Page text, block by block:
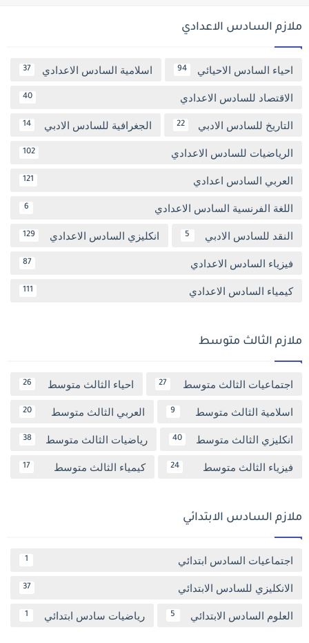
ملازم السادس الاعدادي
احياء السادس الاحيائي 94 اسلامية السادس الاعدادي 37
الاقتصاد للسادس الاعدادي 40
التاريخ للسادس الادبي 22 الجغرافية للسادس الادبي 14
الرياضيات للسادس الاعدادي 102
العربي السادس اعدادي 121
اللغة الفرنسية السادس الاعدادي 6
النقد للسادس الادبي 5 انكليزي السادس الاعدادي 129
فيزياء السادس الاعدادي 87
كيمياء السادس الاعدادي 111
ملازم الثالث متوسط
اجتماعيات الثالث متوسط 27 احياء الثالث متوسط 26
اسلامية الثالث متوسط 9 العربي الثالث متوسط 20
انكليزي الثالث متوسط 40 رياضيات الثالث متوسط 38
فيزياء الثالث متوسط 24 كيمياء الثالث متوسط 17
ملازم السادس الابتدائي
اجتماعيات السادس ابتدائي 1
الانكليزي للسادس الابتدائي 37
العلوم السادس الابتدائي 5 رياضيات سادس ابتدائي 1